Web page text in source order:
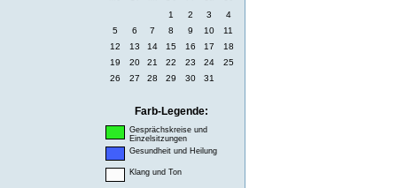
1 2 3
4
5
6 7 8 9 10
11
12
13 14 15 16 17
18
19
20 21 22 23 24
25
26
27 28 29 30 31
Farb-Legende:
Gesprächskreise und
Einzelsitzungen
Gesundheit und Heilung
Klang und Ton